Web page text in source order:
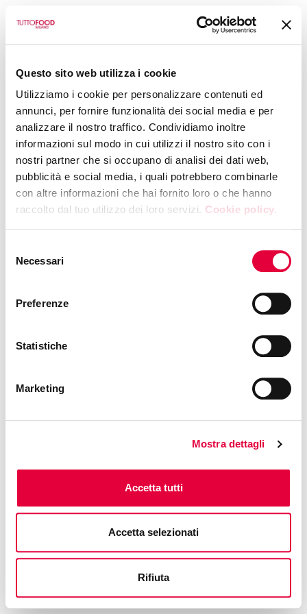
Questo sito web utilizza i cookie
Utilizziamo i cookie per personalizzare contenuti ed
annunci, per fornire funzionalità dei social media e per
analizzare il nostro traffico. Condividiamo inoltre
informazioni sul modo in cui utilizzi il nostro sito con i
nostri partner che si occupano di analisi dei dati web,
pubblicità e social media, i quali potrebbero combinarle
con altre informazioni che hai fornito loro o che hanno
raccolto dal tuo utilizzo dei loro servizi. Cookie policy.
delNecessari
Preferenze
Statistiche
Marketing
Mostra dettagli
Accetta tutti
Accetta selezionati
Rifiuta
Show Cooking –
Nieddittas Pronte:
pre-cooked whole-
shell mussels
Hall 4 - Booth L16
Fregola meets the convenience of Nieddittas Ready for
Presented by